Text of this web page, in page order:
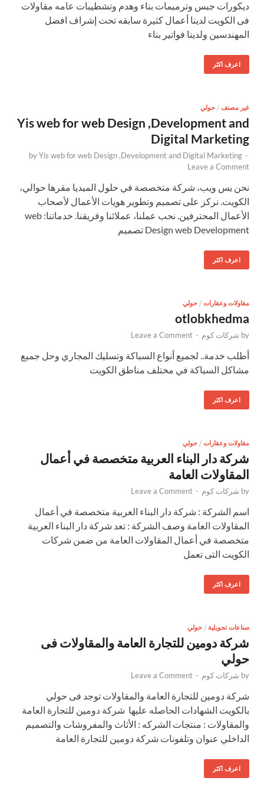
ديكورات جبس وترميمات بناء وهدم وتشطيبات عامه مقاولات
فى الكويت لدينا أعمال كثيرة سابقه تحت إشراف افضل
المهندسين ولدينا فواتير بناء
اعرف اكثر
غير مصنف / حولي
Yis web for web Design ,Development and
Digital Marketing
byYis web for web Design ,Development and Digital Marketing -
Leave a Comment
نحن يس ويب، شركة متخصصة في حلول الميديا مقرها حوالي،
الكويت. نركز على تصميم وتطوير هويات الأعمال لأصحاب
الأعمال المحترفين. نحب عملنا، عملائنا وفريقنا. خدماتنا: web
Design web Development تصميم
اعرف اكثر
مقاولات وعقارات / حولي
otlobkhedma
by شركات كوم -
Leave a Comment
أطلب خدمة.. لجميع أنواع السباكة وتسليك المجاري وحل جميع
مشاكل السباكة في مختلف مناطق الكويت
اعرف اكثر
مقاولات وعقارات / حولي
شركة دار البناء العربية متخصصة في أعمال
المقاولات العامة
by شركات كوم -
Leave a Comment
اسم الشركة : شركة دار البناء العربية متخصصة في أعمال
المقاولات العامة وصف الشركة : تعد شركة دار البناء العربية
متخصصة في أعمال المقاولات العامة من ضمن شركات
الكويت التى تعمل
اعرف اكثر
صناعات تحويلية / حولي
شركة دومين للتجارة العامة والمقاولات فى
حولي
by شركات كوم -
Leave a Comment
شركة دومين للتجارة العامة والمقاولات توجد فى حولي
بالكويت الشهادات الحاصله عليها شركة دومين للتجارة العامة
والمقاولات : منتجات الشركه : الأثاث والمفروشات والتصميم
الداخلي عنوان وتلفونات شركة دومين للتجارة العامة
اعرف اكثر